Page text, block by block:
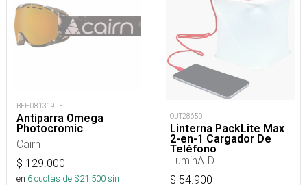
BEH081319FE
Antiparra Omega
Photocromic
Cairn
$ 129.000
en 6cuotas de $21.500sin
OUT28650
Linterna PackLite Max
2-en-1 Cargador De
Teléfono
LuminAID
$ 54.900